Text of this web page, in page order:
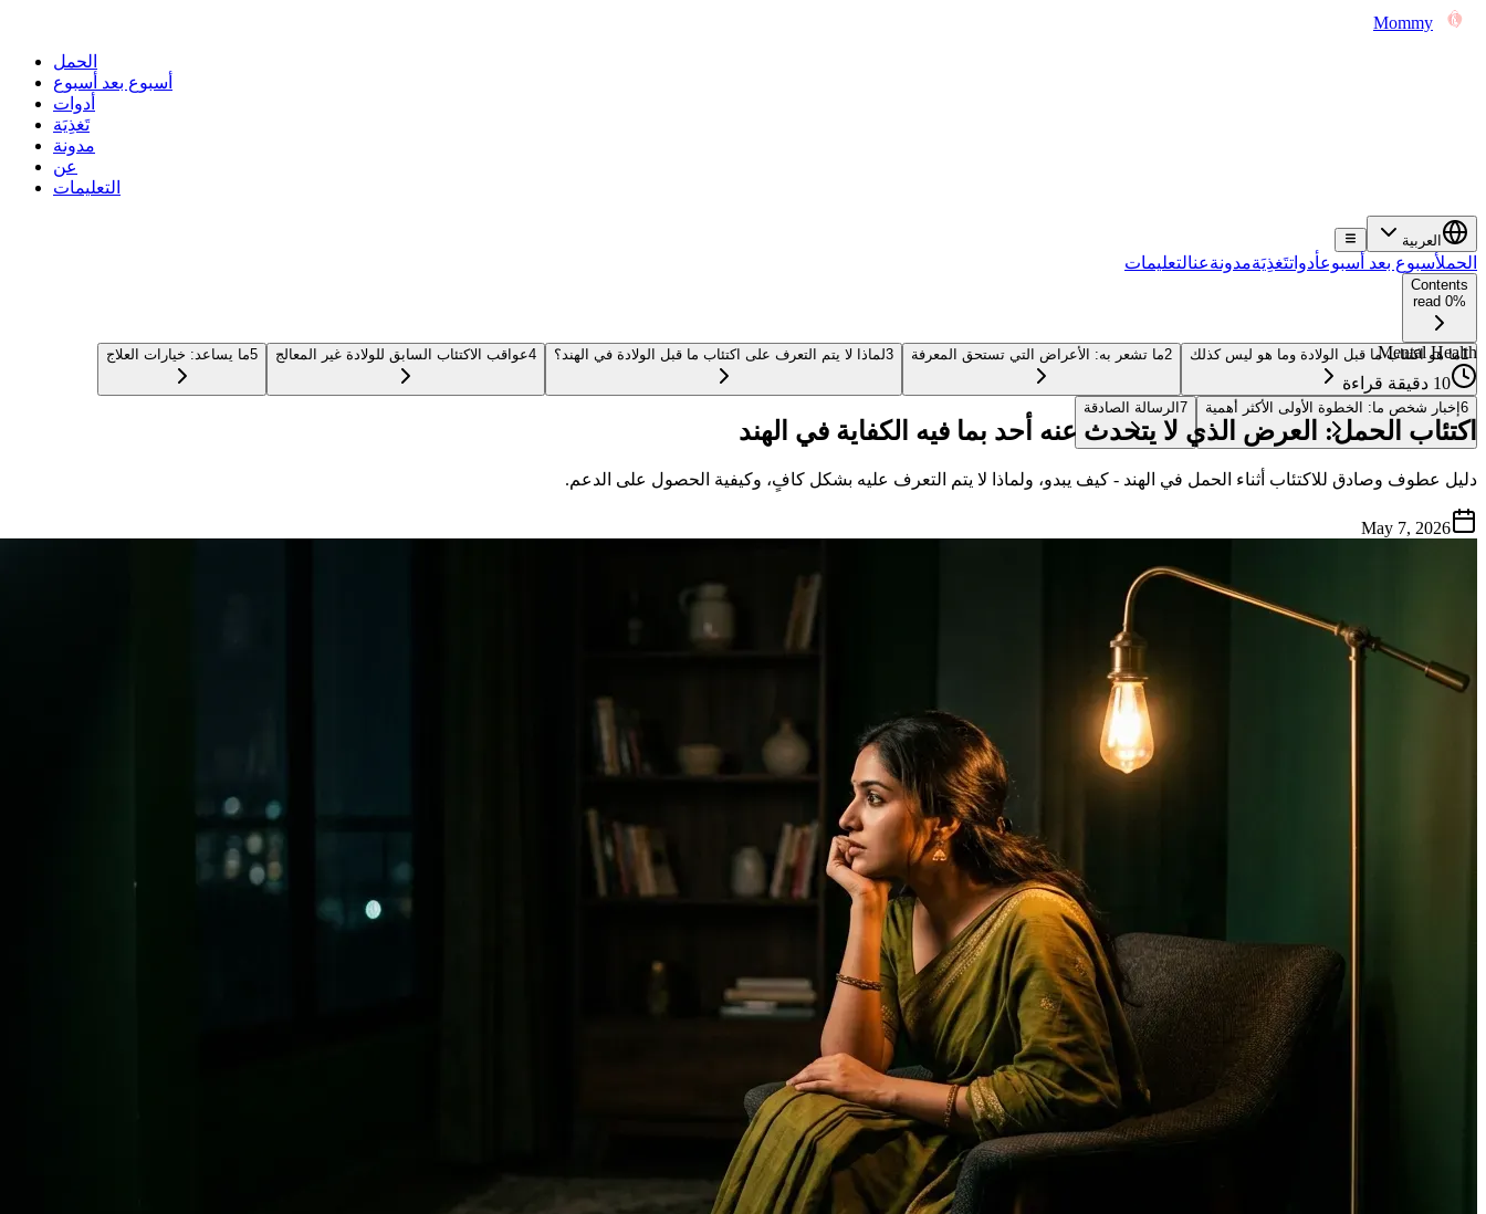
Mommy
الحمل
أسبوع بعد أسبوع
أدوات
تَغذِيَة
مدونة
عن
التعليمات
العربية
الحملأسبوع بعد أسبوعأدواتتَغذِيَةمدونةعنالتعليمات
Contents
0% read
1ما هو اكتئاب ما قبل الولادة وما هو ليس كذلك 2ما تشعر به: الأعراض التي تستحق المعرفة 3لماذا لا يتم التعرف على اكتئاب ما قبل الولادة في الهند؟ 4عواقب الاكتئاب السابق للولادة غير المعالج 5ما يساعد: خيارات العلاج
6 إخبار شخص ما: الخطوة الأولى الأكثر أهمية 7 الرسالة الصادقة
Mental Health
10 دقيقة قراءة
اكتئاب الحمل: العرض الذي لا يتحدث عنه أحد بما فيه الكفاية في الهند
دليل عطوف وصادق للاكتئاب أثناء الحمل في الهند - كيف يبدو، ولماذا لا يتم التعرف عليه بشكل كافٍ، وكيفية الحصول على الدعم.
May 7, 2026